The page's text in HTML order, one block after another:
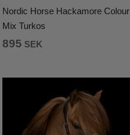
Nordic Horse Hackamore Colour
Mix Turkos
895 SEK